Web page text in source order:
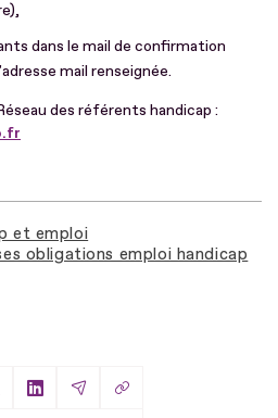
dans le mail de confirmation
mail renseignée.
des référents handicap :
et emploi
obligations emploi handicap
sur Facebook
sur X
Partager sur LinkedIn
Partager par Email
Copier le lien